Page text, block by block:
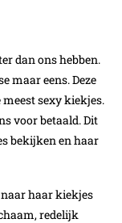
dan ons hebben.
maar eens. Deze
sexy kiekjes.
voor betaald. Dit
bekijken en haar
haar kiekjes
redelijk